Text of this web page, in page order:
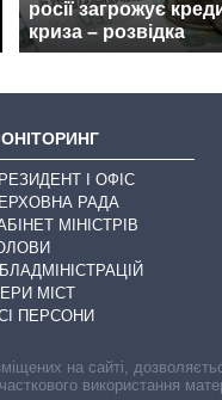
росії загрожує
криза – розвідка
І ОФІС
РАДА
МІНІСТРІВ
МІСТ
ПЕРСОНИ
на сайті,
використання